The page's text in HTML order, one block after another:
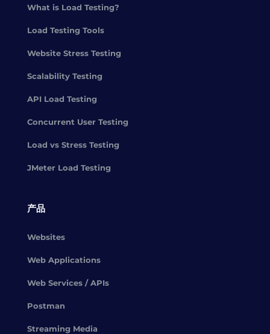
What is Load Testing?
Load Testing Tools
Website Stress Testing
Scalability Testing
API Load Testing
Concurrent User Testing
Load vs Stress Testing
JMeter Load Testing
产品
Websites
Web Applications
Web Services / APIs
Postman
Streaming Media